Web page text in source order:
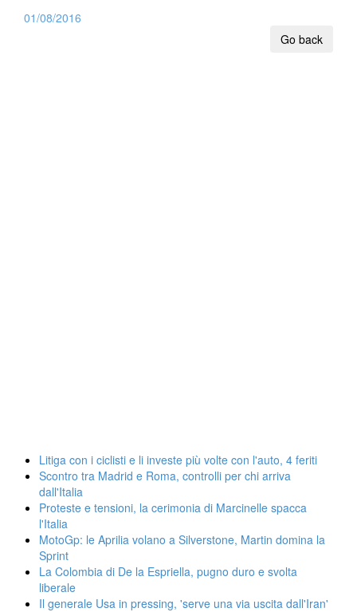
01/08/2016
Go back
Litiga con i ciclisti e li investe più volte con l'auto, 4 feriti
Scontro tra Madrid e Roma, controlli per chi arriva
dall'Italia
Proteste e tensioni, la cerimonia di Marcinelle spacca
l'Italia
MotoGp: le Aprilia volano a Silverstone, Martin domina la
Sprint
La Colombia di De la Espriella, pugno duro e svolta
liberale
Il generale Usa in pressing, 'serve una via uscita dall'Iran'